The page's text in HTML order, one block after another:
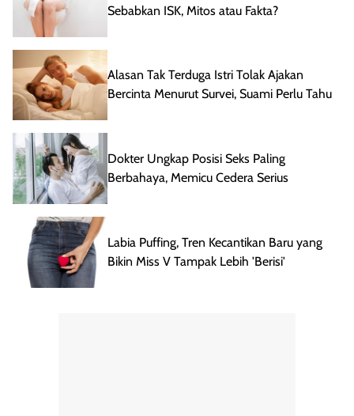
Sebabkan ISK, Mitos atau Fakta?
Alasan Tak Terduga Istri Tolak Ajakan
Bercinta Menurut Survei, Suami Perlu Tahu
Dokter Ungkap Posisi Seks Paling
Berbahaya, Memicu Cedera Serius
Labia Puffing, Tren Kecantikan Baru yang
Bikin Miss V Tampak Lebih 'Berisi'